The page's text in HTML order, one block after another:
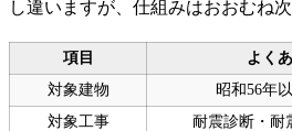
し違いますが、仕組みはおおむね
項目
よく
対象建物
昭和56年
対象工事
耐震診断・耐